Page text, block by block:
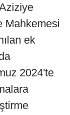
Mahkemesi
ek
2024'te